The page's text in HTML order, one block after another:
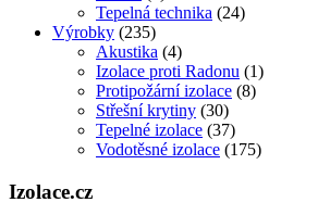
Tepelná technika (24)
Výrobky (235)
Akustika (4)
Izolace proti Radonu (1)
Protipožární izolace (8)
Střešní krytiny (30)
Tepelné izolace (37)
Vodotěsné izolace (175)
Izolace.cz